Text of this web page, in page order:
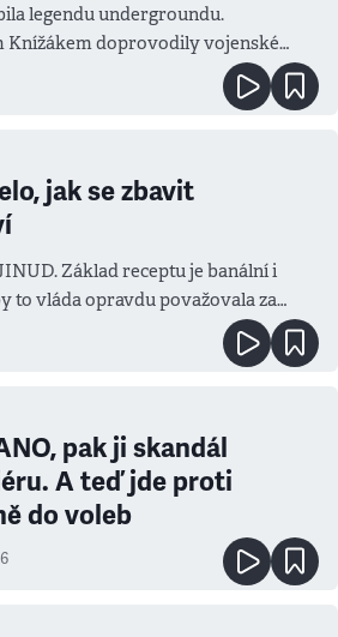
legendu undergroundu.
Knížákem doprovodily vojenské
jak se zbavit
Základ receptu je banální i
to vláda opravdu považovala za
pak ji skandál
A teď jde proti
do voleb